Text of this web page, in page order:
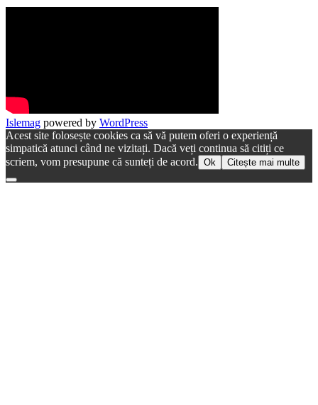
Islemag powered by WordPress
Acest site folosește cookies ca să vă putem oferi o experiență
simpatică atunci când ne vizitați. Dacă veți continua să citiți ce
scriem, vom presupune că sunteți de acord. Ok Citește mai multe